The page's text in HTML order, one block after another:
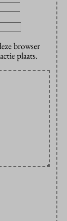
browser
plaats.